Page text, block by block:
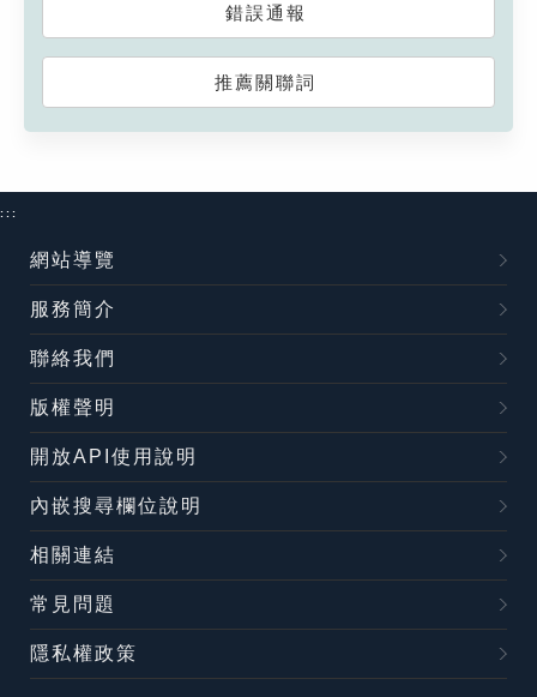
錯誤通報
推薦關聯詞
:::
網站導覽
服務簡介
聯絡我們
版權聲明
開放API使用說明
內嵌搜尋欄位說明
相關連結
常見問題
隱私權政策